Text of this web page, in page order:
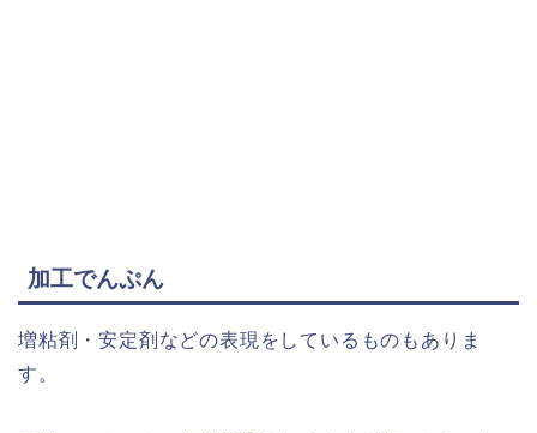
加工でんぷん
増粘剤・安定剤などの表現をしているものもありま
す。